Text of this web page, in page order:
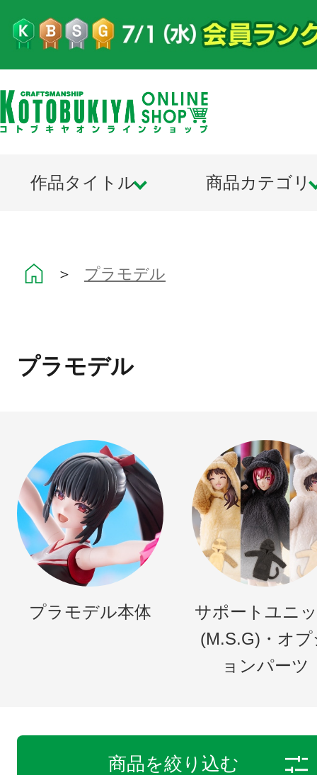
作品タイトル 商品カテゴリ
＞ プラモデル
プラモデル
プラモデル本体
サポートユニ
(M.S.G)・オプ
ョンパーツ
商品を絞り込む